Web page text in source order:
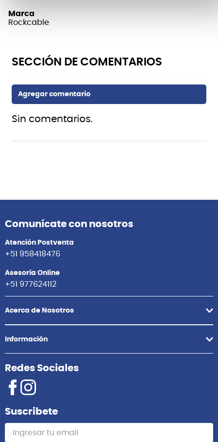
Marca
Rockcable
Sin comentarios.
Comunícate con nosotros
Atención Postventa
+51 958418476
Asesoría Online
+51 977624112
Acerca de Nosotros
Información
Redes Sociales
Suscribete